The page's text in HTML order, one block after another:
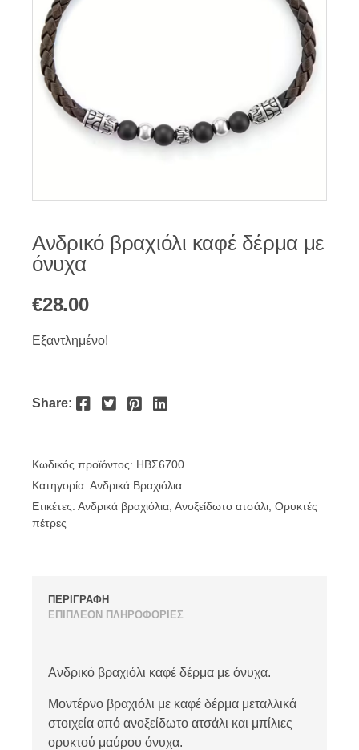
Ανδρικό βραχιόλι καφέ δέρμα με
όνυχα
€28.00
Εξαντλημένο!
Share: Facebook Twitter Pinterest LinkedIn
Κωδικός προϊόντος: ΗΒΣ6700
Κατηγορία: Ανδρικά Βραχιόλια
Ετικέτες: Ανδρικά βραχιόλια Ανοξείδωτο ατσάλι Ορυκτές
πέτρες
ΠΕΡΙΓΡΑΦΗ
ΕΠΙΠΛΕΟΝ ΠΛΗΡΟΦΟΡΙΕΣ
Ανδρικό βραχιόλι καφέ δέρμα με όνυχα.
Μοντέρνο βραχιόλι με καφέ δέρμα μεταλλικά
στοιχεία από ανοξείδωτο ατσάλι και μπίλιες
ορυκτού μαύρου όνυχα.